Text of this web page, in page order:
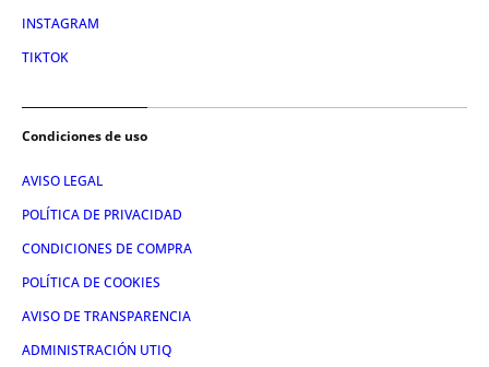
INSTAGRAM
TIKTOK
Condiciones de uso
AVISO LEGAL
POLÍTICA DE PRIVACIDAD
CONDICIONES DE COMPRA
POLÍTICA DE COOKIES
AVISO DE TRANSPARENCIA
ADMINISTRACIÓN UTIQ